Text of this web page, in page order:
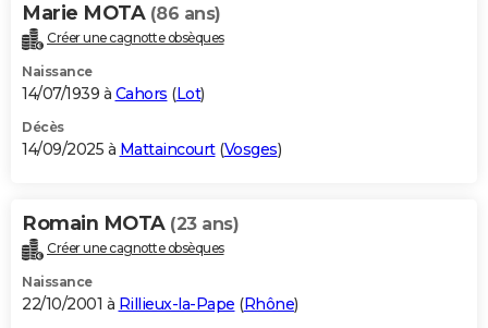
Marie MOTA (86 ans)
Créer une cagnotte obsèques
Naissance
14/07/1939 à Cahors (Lot)
Décès
14/09/2025 à Mattaincourt(Vosges)
Romain MOTA (23 ans)
Créer une cagnotte obsèques
Naissance
22/10/2001 à Rillieux-la-Pape (Rhône)